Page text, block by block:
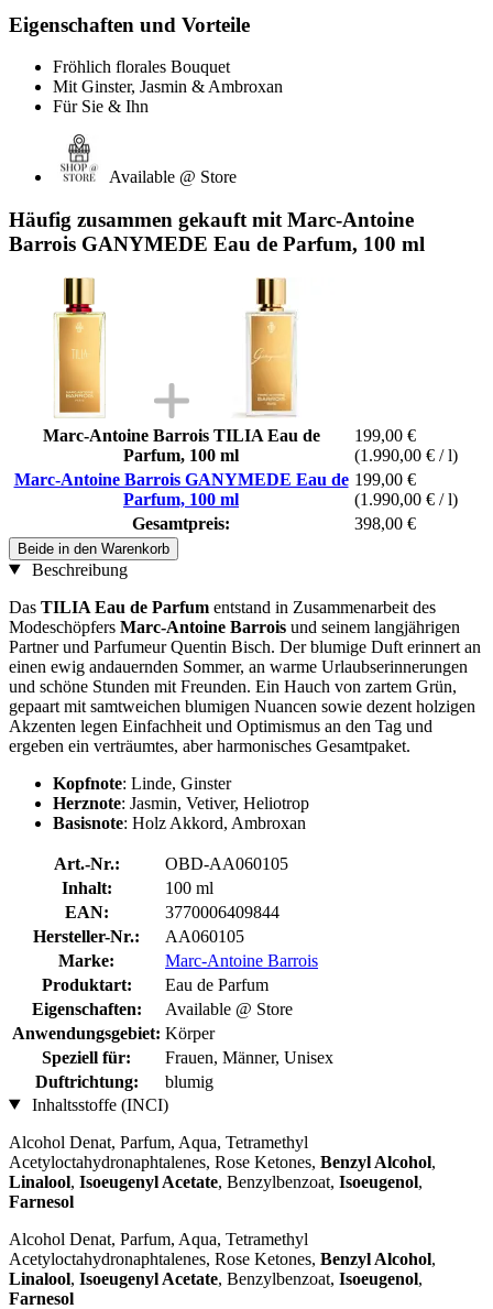
Eigenschaften und Vorteile
Fröhlich florales Bouquet
Mit Ginster, Jasmin & Ambroxan
Für Sie & Ihn
Available @ Store
Häufig zusammen gekauft mit Marc-Antoine
Barrois GANYMEDE Eau de Parfum, 100 ml
Marc-Antoine Barrois TILIA Eau de
Parfum, 100 ml
199,00 €
(1.990,00 € / l)
Marc-Antoine Barrois GANYMEDE Eau de
Parfum, 100 ml
199,00 €
(1.990,00 € / l)
Gesamtpreis:
398,00 €
Beide in den Warenkorb
Beschreibung
Das TILIA Eau de Parfum entstand in Zusammenarbeit des
Modeschöpfers Marc-Antoine Barrois und seinem langjährigen
Partner und Parfumeur Quentin Bisch. Der blumige Duft erinnert an
einen ewig andauernden Sommer, an warme Urlaubserinnerungen
und schöne Stunden mit Freunden. Ein Hauch von zartem Grün,
gepaart mit samtweichen blumigen Nuancen sowie dezent holzigen
Akzenten legen Einfachheit und Optimismus an den Tag und
ergeben ein verträumtes, aber harmonisches Gesamtpaket.
Kopfnote: Linde, Ginster
Herznote: Jasmin, Vetiver, Heliotrop
Basisnote: Holz Akkord, Ambroxan
Art.-Nr.:
OBD-AA060105
Inhalt:
100 ml
EAN:
3770006409844
Hersteller-Nr.:
AA060105
Marke:
Marc-Antoine Barrois
Produktart:
Eau de Parfum
Eigenschaften:
Available @ Store
Anwendungsgebiet: Körper
Speziell für:
Frauen, Männer, Unisex
Duftrichtung:
blumig
Inhaltsstoffe (INCI)
Alcohol Denat, Parfum, Aqua, Tetramethyl
Acetyloctahydronaphtalenes, Rose Ketones, Benzyl Alcohol,
Linalool, Isoeugenyl Acetate, Benzylbenzoat, Isoeugenol,
Farnesol
Alcohol Denat, Parfum, Aqua, Tetramethyl
Acetyloctahydronaphtalenes, Rose Ketones, Benzyl Alcohol,
Linalool, Isoeugenyl Acetate, Benzylbenzoat, Isoeugenol,
Farnesol